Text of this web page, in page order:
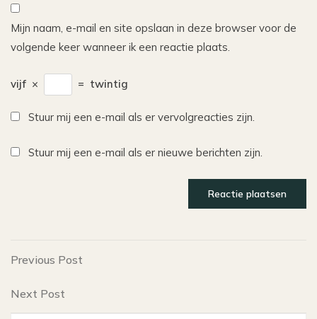
Mijn naam, e-mail en site opslaan in deze browser voor de
volgende keer wanneer ik een reactie plaats.
vijf × = twintig
Stuur mij een e-mail als er vervolgreacties zijn.
Stuur mij een e-mail als er nieuwe berichten zijn.
Bericht
navigatie
Previous
Previous Post
Next
Next Post